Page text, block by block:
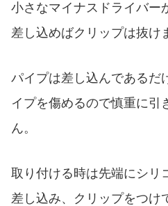
小さなマイナスドライバー
差し込めばクリップは抜け
パイプは差し込んであるだ
イプを傷めるので慎重に引
ん。
取り付ける時は先端にシリ
差し込み、クリップをつけ